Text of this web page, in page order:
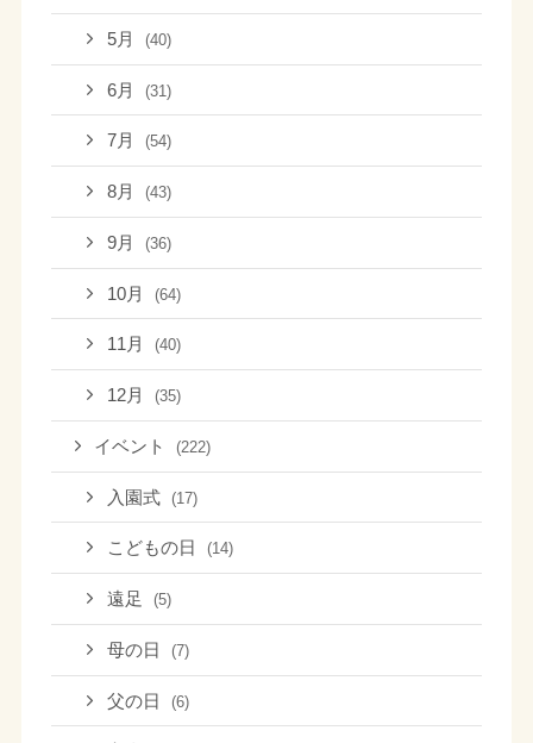
5月 (40)
6月 (31)
7月 (54)
8月 (43)
9月 (36)
10月 (64)
11月 (40)
12月 (35)
イベント (222)
入園式 (17)
こどもの日 (14)
遠足 (5)
母の日 (7)
父の日 (6)